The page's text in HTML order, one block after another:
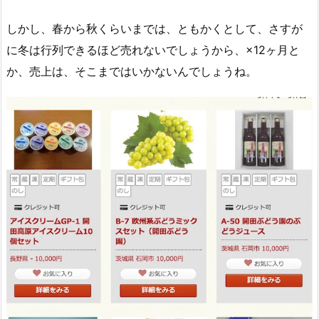
しかし、春から秋くらいまでは、ともかくとして、さすが
に冬は行列できるほど売れないでしょうから、×12ヶ月と
か、売上は、そこまではいかないんでしょうね。